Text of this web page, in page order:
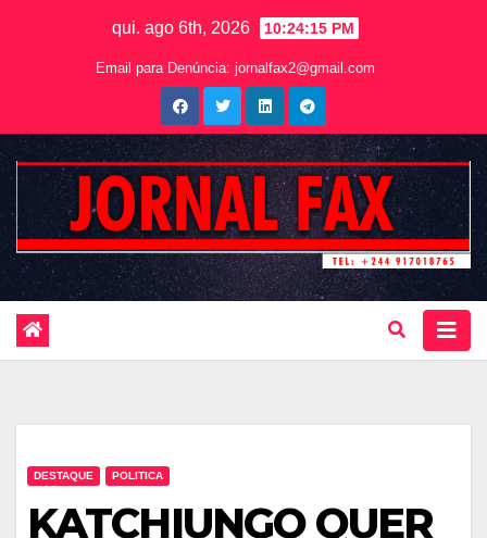
qui. ago 6th, 2026 10:24:17 PM
Email para Denúncia: jornalfax2@gmail.com
DESTAQUE POLITICA
KATCHIUNGO QUER